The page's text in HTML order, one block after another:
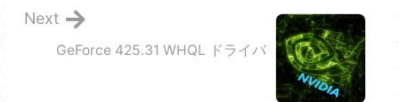
GeForce 425.31 WHQL ドライバ
Next